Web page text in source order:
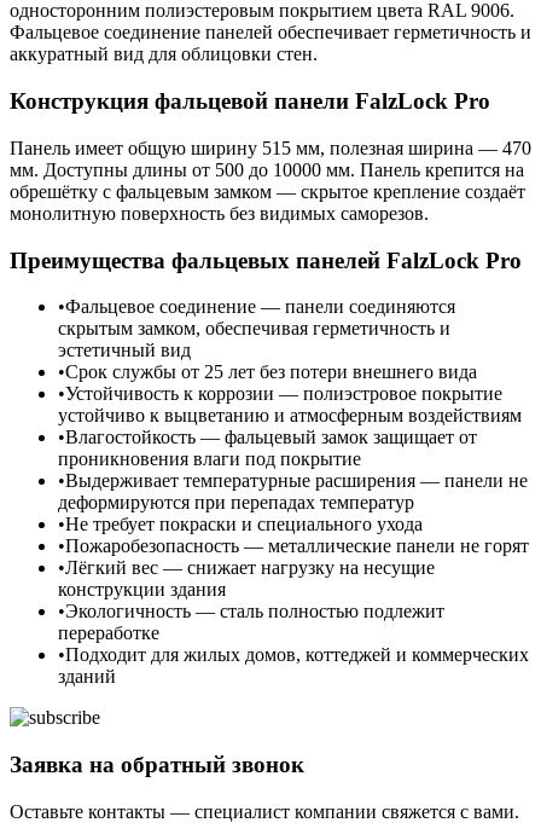
односторонним полиэстеровым покрытием цвета RAL 9006.
Фальцевое соединение панелей обеспечивает герметичность и
аккуратный вид для облицовки стен.
Конструкция фальцевой панели FalzLock Pro
Панель имеет общую ширину 515 мм, полезная ширина — 470
мм. Доступны длины от 500 до 10000 мм. Панель крепится на
обрешётку с фальцевым замком — скрытое крепление создаёт
монолитную поверхность без видимых саморезов.
Преимущества фальцевых панелей FalzLock Pro
Фальцевое соединение — панели соединяются
скрытым замком, обеспечивая герметичность и
эстетичный вид
Срок службы от 25 лет без потери внешнего вида
Устойчивость к коррозии — полиэстровое покрытие
устойчиво к выцветанию и атмосферным воздействиям
Влагостойкость — фальцевый замок защищает от
проникновения влаги под покрытие
Выдерживает температурные расширения — панели не
деформируются при перепадах температур
Не требует покраски и специального ухода
Пожаробезопасность — металлические панели не горят
Лёгкий вес — снижает нагрузку на несущие
конструкции здания
Экологичность — сталь полностью подлежит
переработке
Подходит для жилых домов, коттеджей и коммерческих
зданий
Заявка на обратный звонок
Оставьте контакты — специалист компании свяжется с вами.